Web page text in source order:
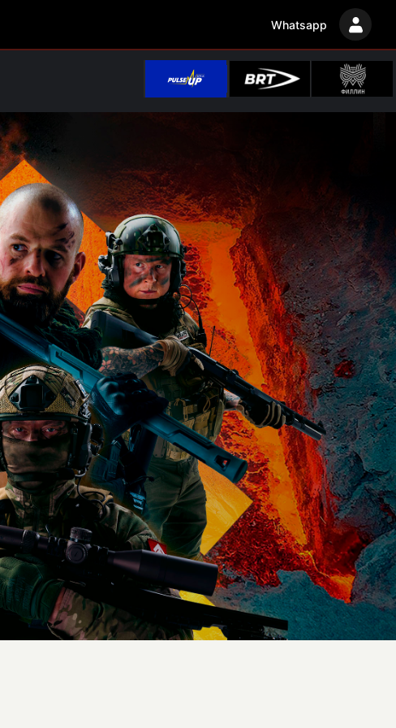
Whatsapp